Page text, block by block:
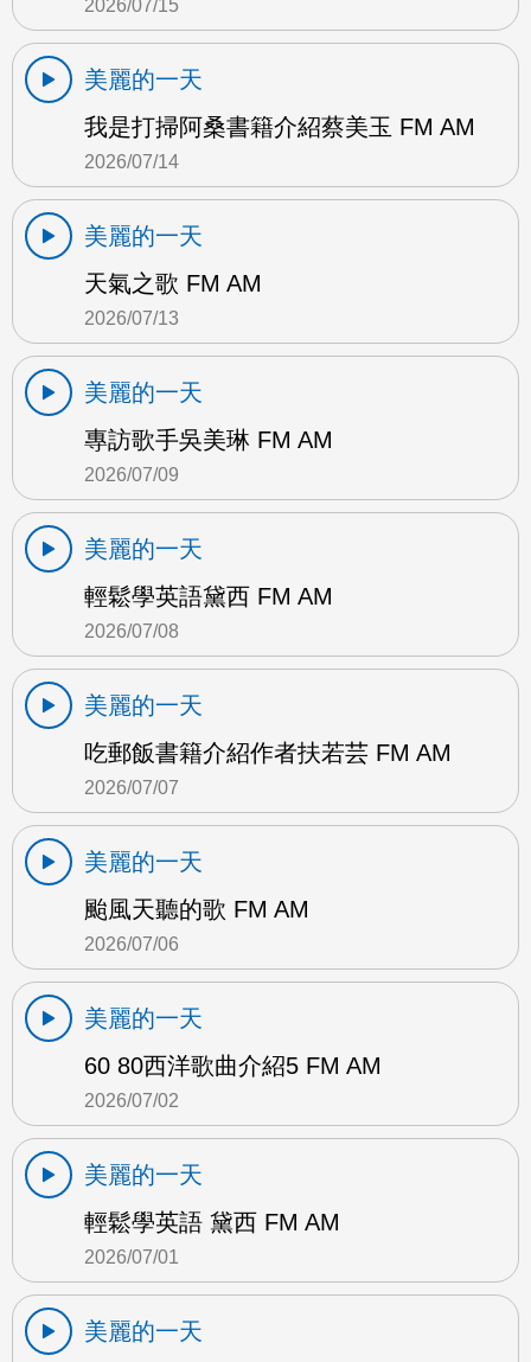
2026/07/15
美麗的一天
我是打掃阿桑書籍介紹蔡美玉 FM AM
2026/07/14
美麗的一天
天氣之歌 FM AM
2026/07/13
美麗的一天
專訪歌手吳美琳 FM AM
2026/07/09
美麗的一天
輕鬆學英語黛西 FM AM
2026/07/08
美麗的一天
吃郵飯書籍介紹作者扶若芸 FM AM
2026/07/07
美麗的一天
颱風天聽的歌 FM AM
2026/07/06
美麗的一天
60 80西洋歌曲介紹5 FM AM
2026/07/02
美麗的一天
輕鬆學英語 黛西 FM AM
2026/07/01
美麗的一天